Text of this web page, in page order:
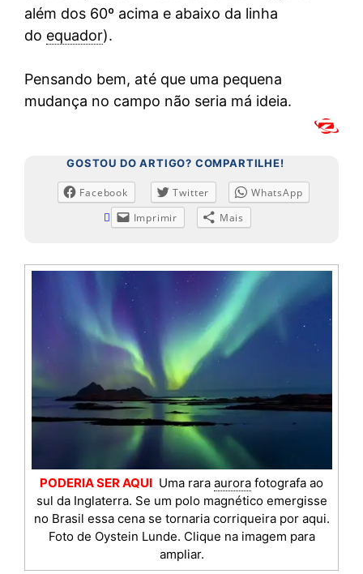
além dos 60º acima e abaixo da linha
do equador).
Pensando bem, até que uma pequena
mudança no campo não seria má ideia.
GOSTOU DO ARTIGO? COMPARTILHE!
Facebook Twitter
WhatsApp
Imprimir
Mais
PODERIA SER AQUI Uma rara aurora fotografa ao
sul da Inglaterra. Se um polo magnético emergisse
no Brasil essa cena se tornaria corriqueira por aqui.
Foto de Oystein Lunde. Clique na imagem para
ampliar.